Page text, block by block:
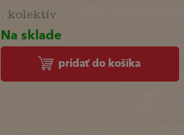
. kolektív
Na sklade
pridať do košíka